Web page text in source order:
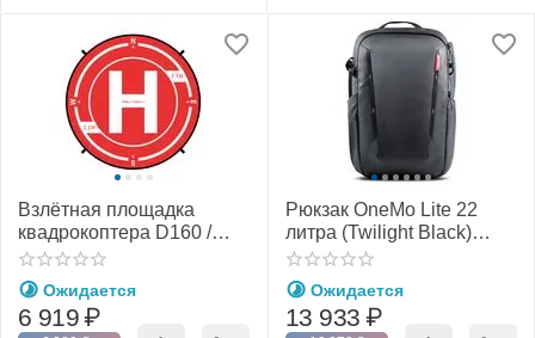
Взлётная площадка
квадрокоптера D160 /
D110 см (утяжелённая)
(PGYTECH)
Ожидается
6 919₽
Рюкзак OneMo Lite 22
литра (Twilight Black)
(PGYTECH P-CB-115)
Ожидается
13 933 ₽